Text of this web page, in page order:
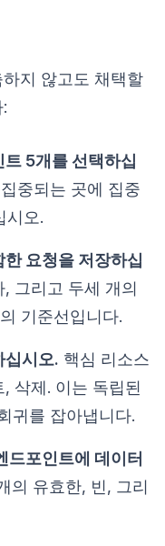
지 않고도 채택할
5개를 선택하십
중되는 곳에 집중
시오.
요청을 저장하십
그리고 두세 개의
기준선입니다.
십시오. 핵심 리소스
삭제. 이는 독립된
귀를 잡아냅니다.
드포인트에 데이터
의 유효한, 빈, 그리